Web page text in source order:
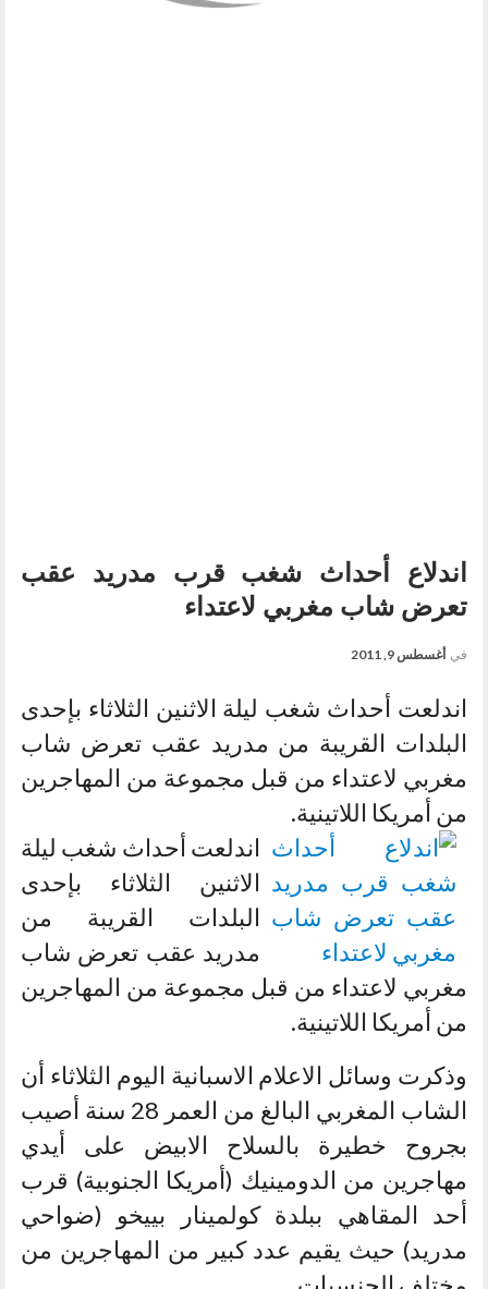
اندلاع أحداث شغب قرب مدريد عقب
تعرض شاب مغربي لاعتداء
في أغسطس 9, 2011
اندلعت أحداث شغب ليلة الاثنين الثلاثاء بإحدى
البلدات القريبة من مدريد عقب تعرض شاب
مغربي لاعتداء من قبل مجموعة من المهاجرين
من أمريكا اللاتينية.
اندلعت أحداث شغب ليلة
الاثنين الثلاثاء بإحدى
البلدات القريبة من
مدريد عقب تعرض شاب
مغربي لاعتداء من قبل مجموعة من المهاجرين
من أمريكا اللاتينية.
وذكرت وسائل الاعلام الاسبانية اليوم الثلاثاء أن
الشاب المغربي البالغ من العمر 28 سنة أصيب
بجروح خطيرة بالسلاح الابيض على أيدي
مهاجرين من الدومينيك (أمريكا الجنوبية) قرب
أحد المقاهي ببلدة كولمينار بييخو (ضواحي
مدريد) حيث يقيم عدد كبير من المهاجرين من